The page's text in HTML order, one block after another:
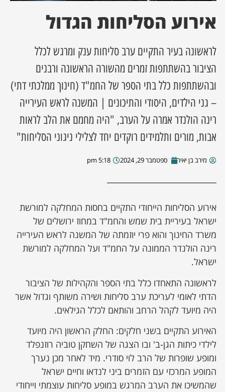
מסע מלחמה
השבוע
מקומית
אירוע הסליחות הגדול
לראשונה בעיר התקיים ערב סליחות ענק ומרגש לכלל
הציבור בהשתתפות זמרים מהשורה הראשונה ורבנים
ובהשתתפות כלל בתי הספר של החמ"ד (חינוך ממלכתי דתי)
– גני הילדים, היסודי והתיכונים | המשנה לראש העירייה
רינה הולנדר אמרה על הערב, "היה מחמם את הלב לראות
אבות, מורים ותלמידים רוקדים יחד לצלילי ניגוני הסליחות"
מירב בן יאיר ספטמבר 29, 2024 5:18 pm
אירוע הסליחות הייחודי התקיים בחסות המחלקה למורשת
ישראל בעיריית בית שמש והחמ"ד במחוז ירושלים של
משרד החינוך והוא פרי יוזמתה של המשנה לראש העירייה
רינה הולנדר הממונה על החמ"ד ועל המחלקה למורשת
ישראל.
לראשונה התאחדו כלל בתי הספר והקהילות של הציבור
הדתי לאומי לעריכת ערב סליחות ושירה משותף וגדול אשר
היה מיועד לקהל הרחב והותאם לכלל הגילאים.
האירוע התקיים בשני חלקים: החלק הראשון היה מיועד
לילדי כיתות הגן-ב' ובו הצגה של השחקן טוביה רוזנפלד
ומופע שופרות של הרב לוי סודרי. מיד לאחר מכן נערך
המופע המרכזי עם הזמרים ביני לנדאו וחיים ישראל
שהמשיכו את הערב המרגש במופע סליחות עוצמתי וייחודי